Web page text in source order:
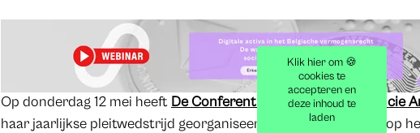
Klik hier om 🍪
cookies te
accepteren en
deze inhoud te
laden
Op donderdag 12 mei heeft De Conferentie van deBalie Provincie
haar jaarlijkse pleitwedstrijd georganiseerd. Het Justitiepaleis op